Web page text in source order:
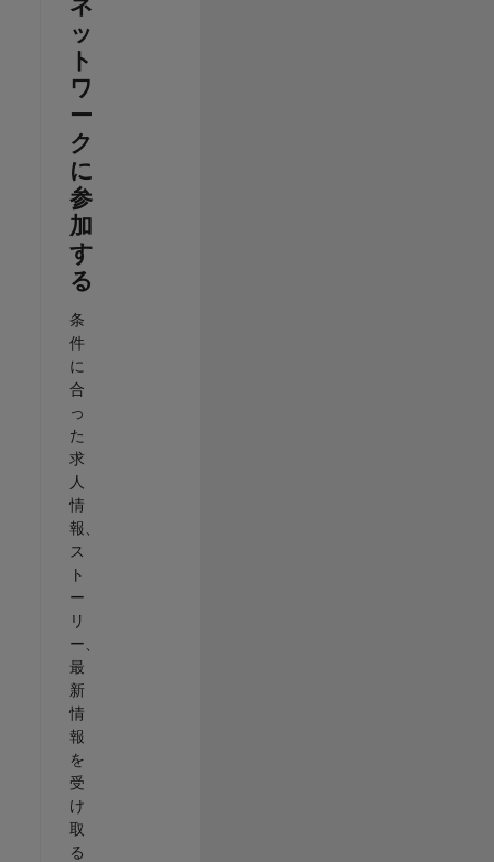
ッ
ト
ワ
ー
ク
に
参
加
す
る
条
件
に
合
っ
た
求
人
情
報、
ス
ト
ー
リ
ー、
最
新
情
報
を
受
け
取
る